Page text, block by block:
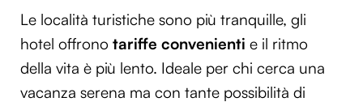
Le località turistiche sono più tranquille, gli
hotel offrono tariffe convenienti e il ritmo
della vita è più lento. Ideale per chi cerca una
vacanza serena ma con tante possibilità di